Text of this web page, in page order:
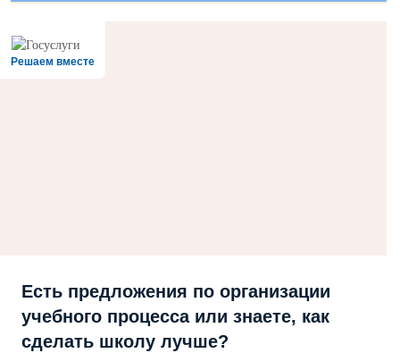
Решаем вместе
Есть предложения по организации
учебного процесса или знаете, как
сделать школу лучше?